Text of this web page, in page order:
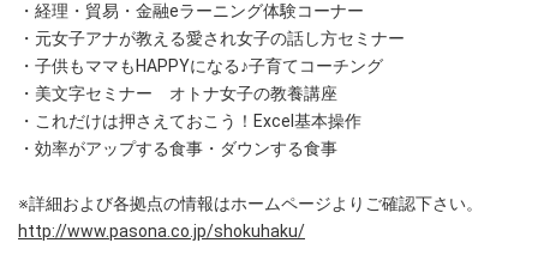
・経理・貿易・金融eラーニング体験コーナー
・元女子アナが教える愛され女子の話し方セミナー
・子供もママもHAPPYになる♪子育てコーチング
・美文字セミナー オトナ女子の教養講座
・これだけは押さえておこう！Excel基本操作
・効率がアップする食事・ダウンする食事
※詳細および各拠点の情報はホームページよりご確認下さい。
http://www.pasona.co.jp/shokuhaku/